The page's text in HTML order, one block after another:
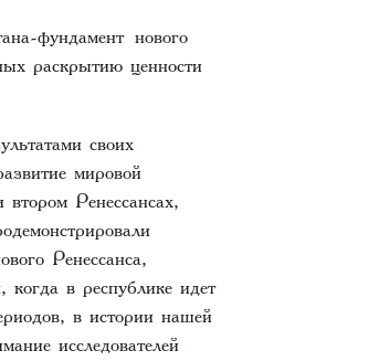
фундамент нового
раскрытию ценности
своих
мировой
Ренессансах,
Ренессанса,
в республике идет
в истории нашей
исследователей